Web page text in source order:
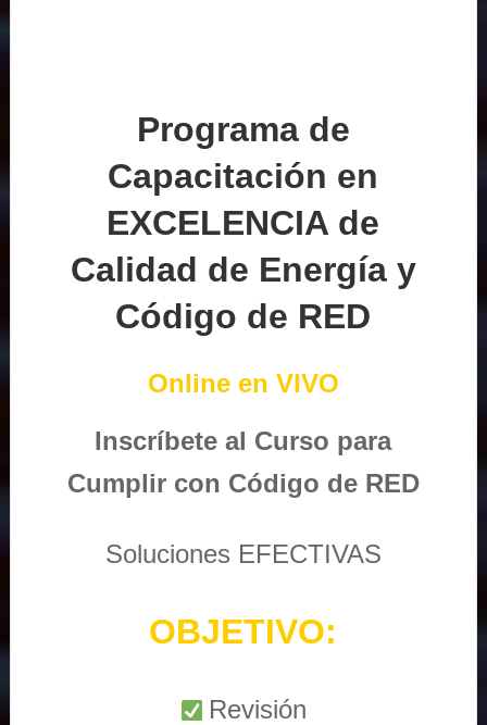
Programa de
Capacitación en
EXCELENCIA de
Calidad de Energía y
Código de RED
Online en VIVO
Inscríbete al Curso para
Cumplir con Código de RED
Soluciones EFECTIVAS
OBJETIVO:
Revisión